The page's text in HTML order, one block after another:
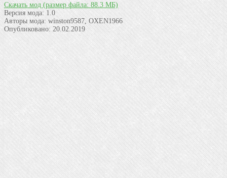
Скачать мод (размер файла: 88.3 МБ)
Версия мода: 1.0
Авторы мода: winston9587, OXEN1966
Опубликовано:20.02.2019